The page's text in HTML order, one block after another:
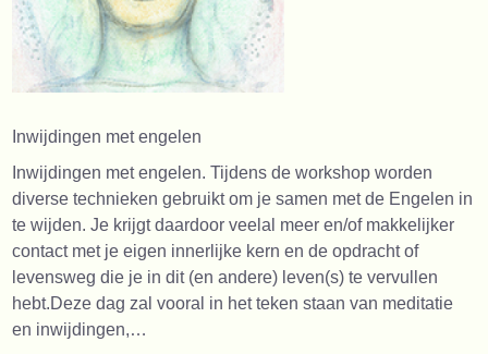
Inwijdingen met engelen
Inwijdingen met engelen. Tijdens de workshop worden
diverse technieken gebruikt om je samen met de Engelen in
te wijden. Je krijgt daardoor veelal meer en/of makkelijker
contact met je eigen innerlijke kern en de opdracht of
levensweg die je in dit (en andere) leven(s) te vervullen
hebt.Deze dag zal vooral in het teken staan van meditatie
en inwijdingen,…